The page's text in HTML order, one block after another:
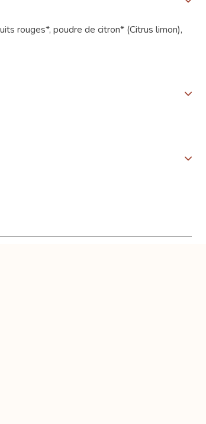
rouges*, poudre de citron* (Citrus limon),